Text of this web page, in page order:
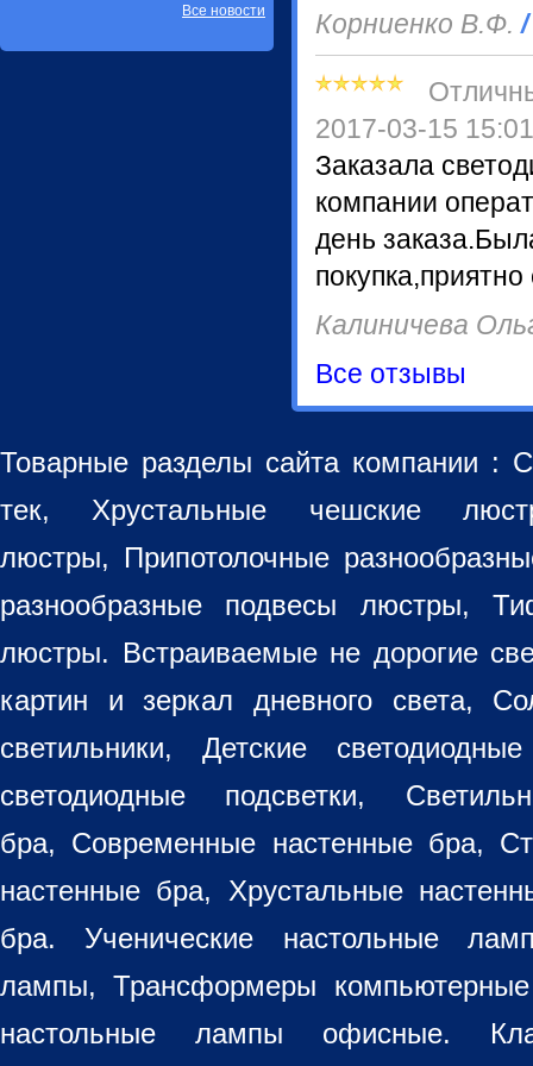
Корниенко В.Ф./
2017-03-15 15:01
Заказала
компании
день
Калиничева
Все отзывы
Все новости
Товарные разделы сайта компании :
тек, Хрустальные чешские
люстры, Припотолочные
разнообразные подвесы люстры,
люстры. Встраиваемые не дорогие
картин и зеркал дневного света,
светильники, Детские
светодиодные подсветки,
бра, Современные настенные бра,
настенные бра, Хрустальные
бра. Ученические настольные
лампы, Трансформеры
настольные лампы офисные.